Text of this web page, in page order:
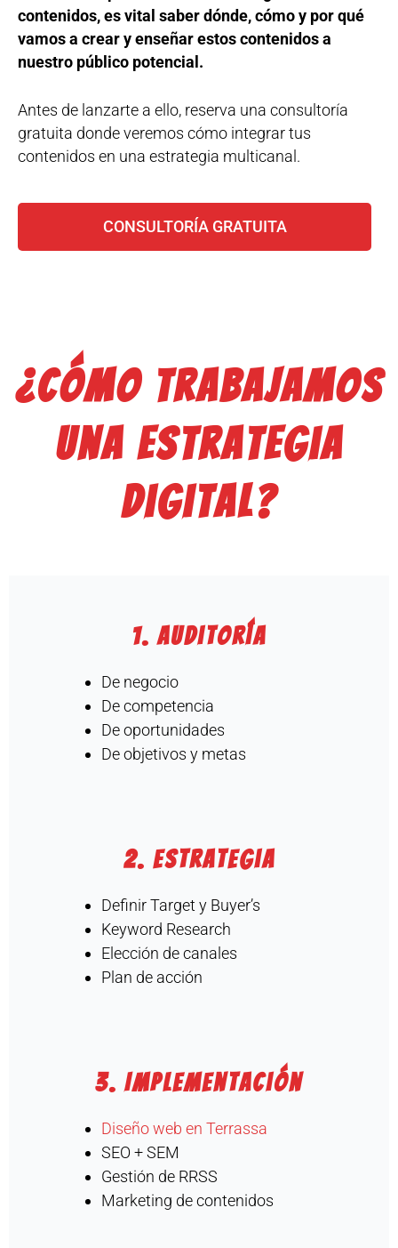
contenidos, es vital saber dónde, cómo y por qué
vamos a crear y enseñar estos contenidos a
nuestro público potencial.
Antes de lanzarte a ello, reserva una consultoría
gratuita donde veremos cómo integrar tus
contenidos en una estrategia multicanal.
CONSULTORÍA GRATUITA
¿Cómo trabajamos
una estrategia
digital?
1. Auditoría
De negocio
De competencia
De oportunidades
De objetivos y metas
2. Estrategia
Definir Target y Buyer’s
Keyword Research
Elección de canales
Plan de acción
3. Implementación
Diseño web en Terrassa
SEO + SEM
Gestión de RRSS
Marketing de contenidos